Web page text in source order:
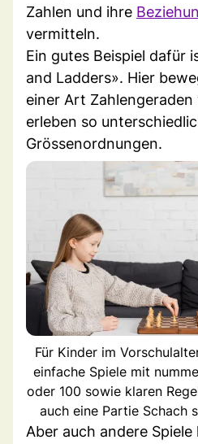
Zahlen und ihre
vermitteln.
Ein gutes Beispiel dafür
and Ladders». Hier
einer Art
erleben so
Grössenordnungen.
Für Kinder im
einfache Spiele mit
oder 100 sowie klaren
auch eine Partie Schach
Aber auch andere